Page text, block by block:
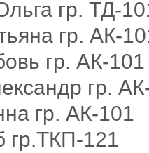
гр. ТД-
гр. АК-
гр. АК-101
гр.
гр. АК-101
гр.ТКП-121